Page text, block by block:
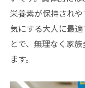
栄養素が保持され
気にする大人に最
とで、無理なく家
ます。